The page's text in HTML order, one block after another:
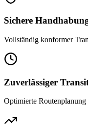
Sichere
Vollständig konformer
Zuverlässiger
Optimierte